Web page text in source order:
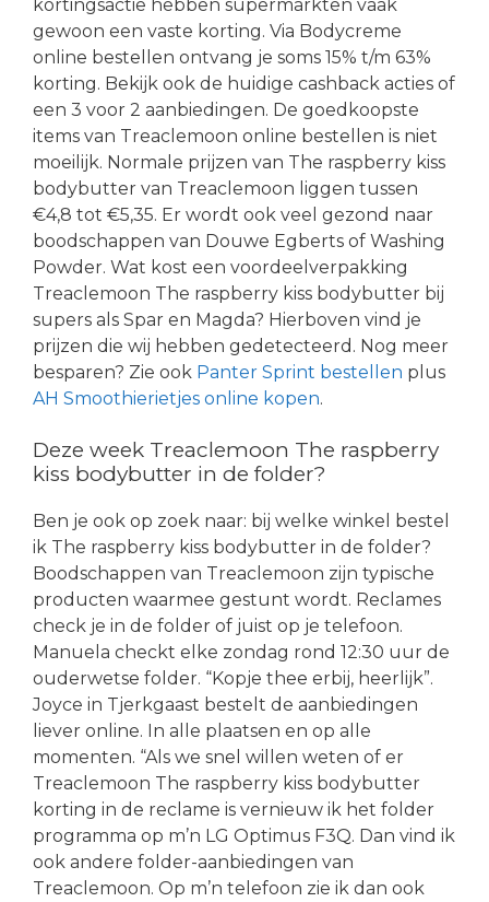
kortingsactie hebben supermarkten vaak
gewoon een vaste korting. Via Bodycreme
online bestellen ontvang je soms 15% t/m 63%
korting. Bekijk ook de huidige cashback acties of
een 3 voor 2 aanbiedingen. De goedkoopste
items van Treaclemoon online bestellen is niet
moeilijk. Normale prijzen van The raspberry kiss
bodybutter van Treaclemoon liggen tussen
€4,8 tot €5,35. Er wordt ook veel gezond naar
boodschappen van Douwe Egberts of Washing
Powder. Wat kost een voordeelverpakking
Treaclemoon The raspberry kiss bodybutter bij
supers als Spar en Magda? Hierboven vind je
prijzen die wij hebben gedetecteerd. Nog meer
besparen? Zie ook Panter Sprint bestellen plus
AH Smoothierietjes online kopen.
Deze week Treaclemoon The raspberry
kiss bodybutter in de folder?
Ben je ook op zoek naar: bij welke winkel bestel
ik The raspberry kiss bodybutter in de folder?
Boodschappen van Treaclemoon zijn typische
producten waarmee gestunt wordt. Reclames
check je in de folder of juist op je telefoon.
Manuela checkt elke zondag rond 12:30 uur de
ouderwetse folder. “Kopje thee erbij, heerlijk”.
Joyce in Tjerkgaast bestelt de aanbiedingen
liever online. In alle plaatsen en op alle
momenten. “Als we snel willen weten of er
Treaclemoon The raspberry kiss bodybutter
korting in de reclame is vernieuw ik het folder
programma op m’n LG Optimus F3Q. Dan vind ik
ook andere folder-aanbiedingen van
Treaclemoon. Op m’n telefoon zie ik dan ook